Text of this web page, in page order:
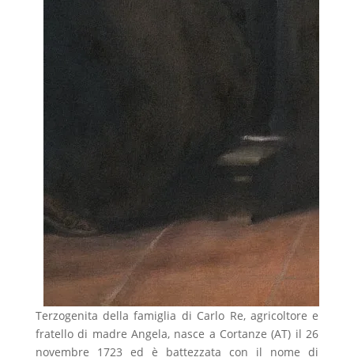
Terzogenita della famiglia di Carlo Re, agricoltore e
fratello di madre Angela, nasce a Cortanze (AT) il 26
novembre 1723 ed è battezzata con il nome di